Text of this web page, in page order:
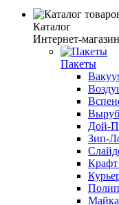
Каталог
Интернет-магазин
Пакеты
Дой-
Зип-
Майка